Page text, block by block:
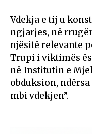
Vdekja e tij u
ngjarjes, në
njësitë relevante
Trupi i viktimës
në Institutin e
obduksion,
mbi vdekjen”.